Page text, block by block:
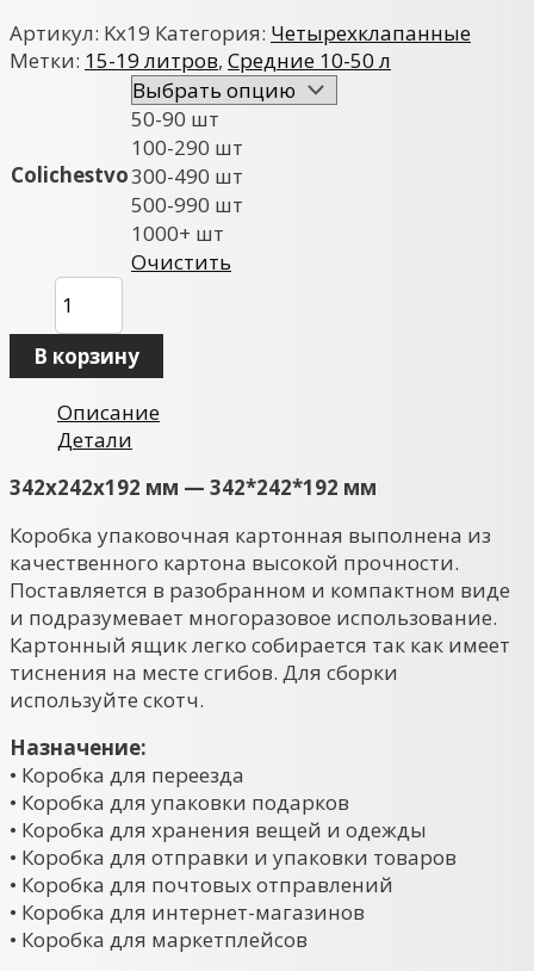
Артикул: Kx19 Категория: Четырехклапанные
Метки: 15-19 литров, Средние 10-50 л
Colichestvo
50-90 шт
100-290 шт
300-490 шт
500-990 шт
1000+ шт
Очистить
Количество
товара
Коробка
картонная
342х242х192
В корзину
Описание
Детали
342x242x192 мм — 342*242*192 мм
Коробка упаковочная картонная выполнена из
качественного картона высокой прочности.
Поставляется в разобранном и компактном виде
и подразумевает многоразовое использование.
Картонный ящик легко собирается так как имеет
тиснения на месте сгибов. Для сборки
используйте скотч.
Назначение:
• Коробка для переезда
• Коробка для упаковки подарков
• Коробка для хранения вещей и одежды
• Коробка для отправки и упаковки товаров
• Коробка для почтовых отправлений
• Коробка для интернет-магазинов
• Коробка для маркетплейсов